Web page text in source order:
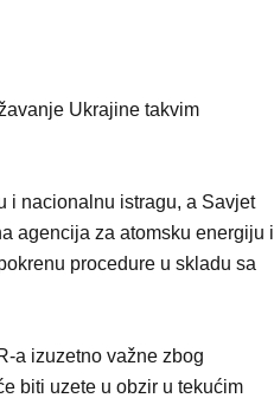
Ukrajine takvim
i nacionalnu istragu, a Savjet
agencija za atomsku energiju i
procedure u skladu sa
a izuzetno važne zbog
biti uzete u obzir u tekućim